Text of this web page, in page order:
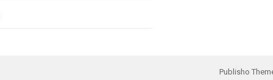
Publisho